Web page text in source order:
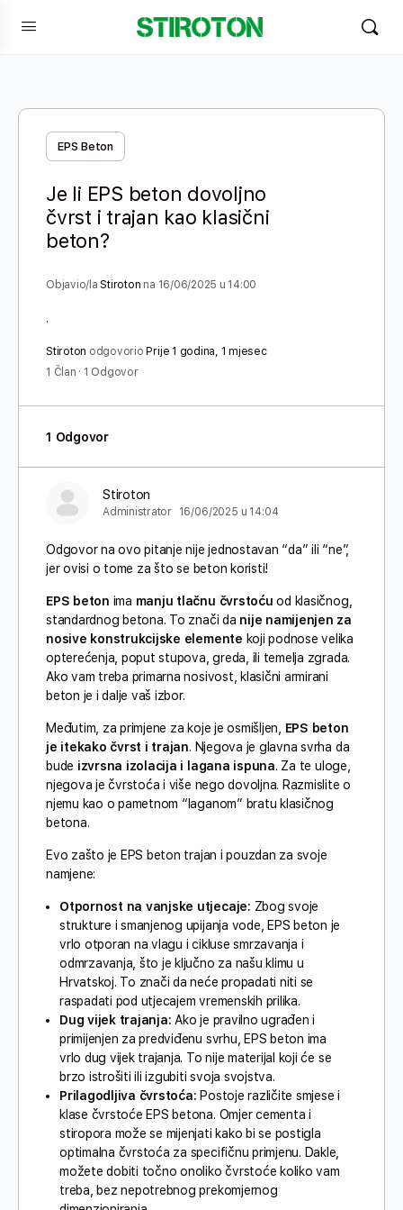
EPS Beton
Je li EPS beton dovoljno
čvrst i trajan kao klasični
beton?
Objavio/laStiroton na 16/06/2025 u 14:00
.
Stiroton odgovorio Prije 1 godina, 1 mjesec
1 Član · 1 Odgovor
1 Odgovor
Stiroton
Administrator 16/06/2025 u 14:04
Odgovor na ovo pitanje nije jednostavan “da” ili “ne”,
jer ovisi o tome za što se beton koristi!
EPS beton ima manju tlačnu čvrstoću od klasičnog,
standardnog betona. To znači da nije namijenjen za
nosive konstrukcijske elemente koji podnose velika
opterećenja, poput stupova, greda, ili temelja zgrada.
Ako vam treba primarna nosivost, klasični armirani
beton je i dalje vaš izbor.
Međutim, za primjene za koje je osmišljen, EPS beton
je itekako čvrst i trajan. Njegova je glavna svrha da
bude izvrsna izolacija i lagana ispuna. Za te uloge,
njegova je čvrstoća i više nego dovoljna. Razmislite o
njemu kao o pametnom “laganom” bratu klasičnog
betona.
Evo zašto je EPS beton trajan i pouzdan za svoje
namjene:
Otpornost na vanjske utjecaje: Zbog svoje
strukture i smanjenog upijanja vode, EPS beton je
vrlo otporan na vlagu i cikluse smrzavanja i
odmrzavanja, što je ključno za našu klimu u
Hrvatskoj. To znači da neće propadati niti se
raspadati pod utjecajem vremenskih prilika.
Dug vijek trajanja: Ako je pravilno ugrađen i
primijenjen za predviđenu svrhu, EPS beton ima
vrlo dug vijek trajanja. To nije materijal koji će se
brzo istrošiti ili izgubiti svoja svojstva.
Prilagodljiva čvrstoća: Postoje različite smjese i
klase čvrstoće EPS betona. Omjer cementa i
stiropora može se mijenjati kako bi se postigla
optimalna čvrstoća za specifičnu primjenu. Dakle,
možete dobiti točno onoliko čvrstoće koliko vam
treba, bez nepotrebnog prekomjernog